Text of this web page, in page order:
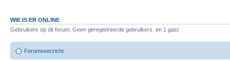
WIE IS ER ONLINE
Gebruikers op dit forum: Geen geregistreerde gebruikers. en 1 gast
Forumoverzicht